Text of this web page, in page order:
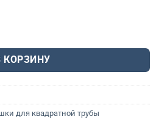
для трубы 50*25 мм внешняя
КОРЗИНУ
для квадратной трубы